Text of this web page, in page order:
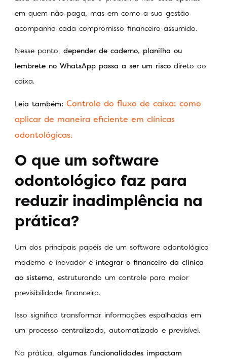
em quem não paga, mas em como a sua gestão
acompanha cada compromisso financeiro assumido.
Nesse ponto, depender de caderno, planilha ou
lembrete no WhatsApp passa a ser um risco direto ao
caixa.
Leia também: Controle do fluxo de caixa: como
aplicar de maneira eficiente em clínicas
odontológicas.
O que um software
odontológico faz para
reduzir inadimplência na
prática?
Um dos principais papéis de um software odontológico
moderno e inovador é integrar o financeiro da clínica
ao sistema, estruturando um controle para maior
previsibilidade financeira.
Isso significa transformar informações espalhadas em
um processo centralizado, automatizado e previsível.
Na prática, algumas funcionalidades impactam